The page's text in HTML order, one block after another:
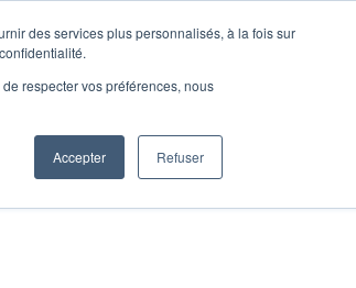
des services plus personnalisés, à la fois sur
respecter vos préférences, nous
Accepter Refuser
CONTACT
GRATUIT